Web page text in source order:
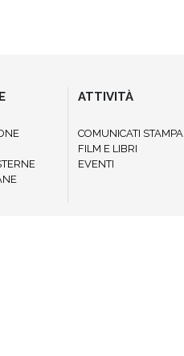
ATTIVITÀ
COMUNICATI STAMPA
FILM E LIBRI
EVENTI